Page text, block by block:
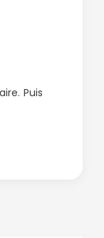
Puis